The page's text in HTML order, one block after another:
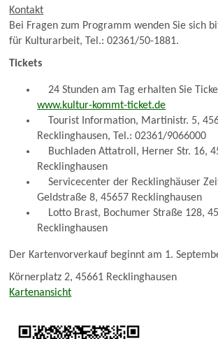
Kontakt
Bei Fragen zum Programm wenden Sie sich
für Kulturarbeit, Tel.: 02361/50-1881.
Tickets
24 Stunden am Tag erhalten Sie
www.kultur-kommt-ticket.de
Tourist Information, Martinistr. 5,
Recklinghausen, Tel.: 02361/9066000
Buchladen Attatroll, Herner Str. 16,
Recklinghausen
Servicecenter der Recklinghäuser
Geldstraße 8, 45657 Recklinghausen
Lotto Brast, Bochumer Straße 128,
Recklinghausen
Der Kartenvorverkauf beginnt am 1.
Körnerplatz 2, 45661 Recklinghausen
Kartenansicht